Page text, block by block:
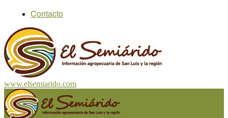
Contacto
www.elsemiarido.com